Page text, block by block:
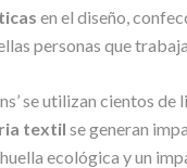
en el diseño,
personas que
se utilizan cientos de
textil se generan
ecológica y un